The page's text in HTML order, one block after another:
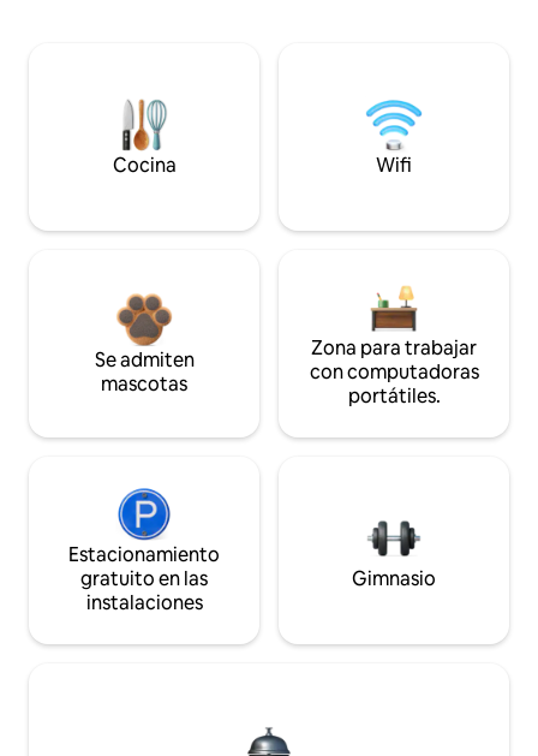
Cocina Wifi
Se admiten
mascotas
Zona para trabajar
con computadoras
portátiles.
Estacionamiento
gratuito en las
instalaciones
Gimnasio